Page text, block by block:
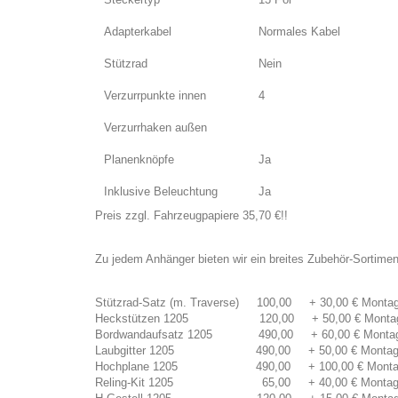
Adapterkabel Normales Kabel
Stützrad Nein
Verzurrpunkte innen 4
Verzurrhaken außen
Planenknöpfe Ja
Inklusive Beleuchtung
Ja
Preis zzgl. Fahrzeugpapiere 35,70 €!!
Zu jedem Anhänger bieten wir ein breites Zubehör-
Stützrad-Satz (m. Traverse) 100,00 + 30,00 €
Heckstützen 1205 120,00 + 50,00 €
Bordwandaufsatz 1205 490,00 + 60,00 €
Laubgitter 1205 490,00 + 50,00 €
Hochplane 1205 490,00 + 100,00 €
Reling-Kit 1205 65,00 + 40,00 €